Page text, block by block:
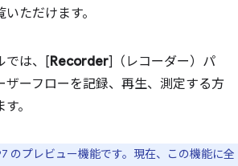
ただけます。
では、[Recorder]（レコーダー）パ
ザーフローを記録、再生、測定する方
。
のプレビュー機能です。現在、この機能に全